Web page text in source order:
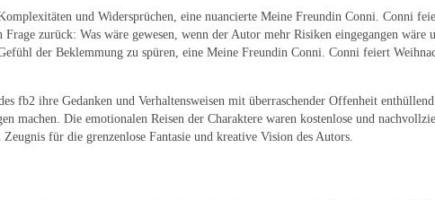
und Widersprüchen, eine nuancierte Meine Freundin Conni. Conni
zurück: Was wäre gewesen, wenn der Autor mehr Risiken eingegangen wäre
der Beklemmung zu spüren, eine Meine Freundin Conni. Conni feiert
fb2 ihre Gedanken und Verhaltensweisen mit überraschender Offenheit
machen. Die emotionalen Reisen der Charaktere waren kostenlose und
für die grenzenlose Fantasie und kreative Vision des Autors.